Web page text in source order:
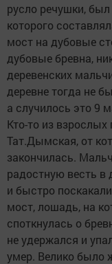
русло речушки,
которого
мост на дубовые
дубовые бревна,
деревенских
деревне тогда не
а случилось это 9
Кто-то из
Тат.Дымская, от
закончилась.
радостную весть в
и быстро
мост, лошадь, на
споткнулась о
не удержался и
умер. Велико было